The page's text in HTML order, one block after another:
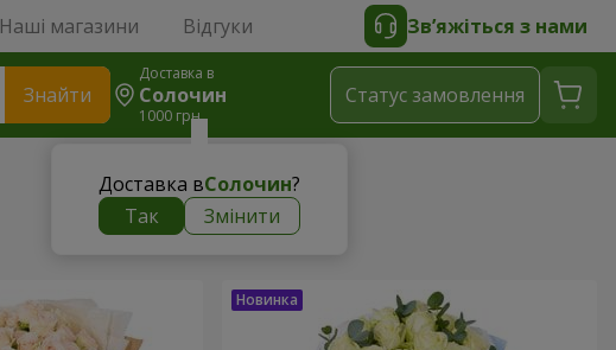
Наші магазини Відгуки Зв’яжіться з нами
Знайти
Доставка в
Солочин
1000 грн
Доставка вСолочин?
Так
Змінити
Статус замовлення